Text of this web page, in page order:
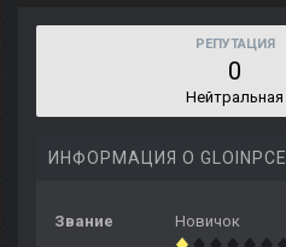
РЕПУТАЦИЯ
0
Нейтральная
ИНФОРМАЦИЯ О GLOINPCE
Звание Новичок